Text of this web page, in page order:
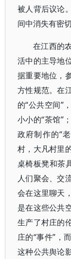
被人背后议论
间中消失有密
在江西的
活中的主导地
据重要地位，
方性规范。在
的“公共空间”
小小的“茶馆”
政府制作的“
村，大凡村里
桌椅板凳和茶
人们聚会、交
会在这里聊天
是在这些公共
生产了村庄的
庄的“事件”，
这种公共舆论